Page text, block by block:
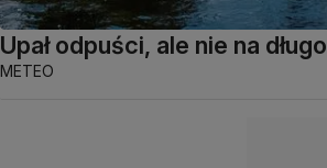
Upał odpuści, ale nie na długo
METEO